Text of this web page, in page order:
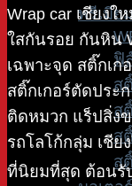
พรีเมีย
ฟิ
ส
ส
ส
ส
Wrap car เชียง
ใสกันรอย กันหิน
เฉพาะจุด สติ๊กเก
สติ๊กเกอร์ตัดประ
ติดหมวก แร็ปสิ่ง
รถโลโก้กลุ่ม เชีย
ที่นิยมที่สุด ต้อนรั